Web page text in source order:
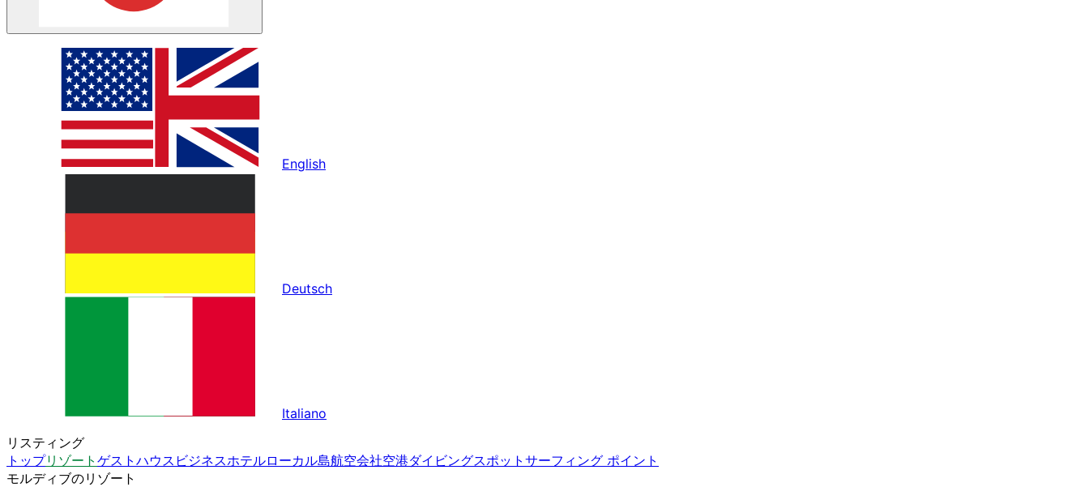
English
Deutsch
Italiano
リスティング
トップリゾート ゲストハウス ビジネスホテルローカル島航空会社空港ダイビングスポット サーフィング ポイント
モルディブのリゾート